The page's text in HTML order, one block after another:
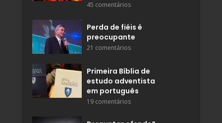
45 comentários
Perda de fiéis é
preocupante
21 comentários
Primeira Bíblia de
estudo adventista
em português
19 comentários